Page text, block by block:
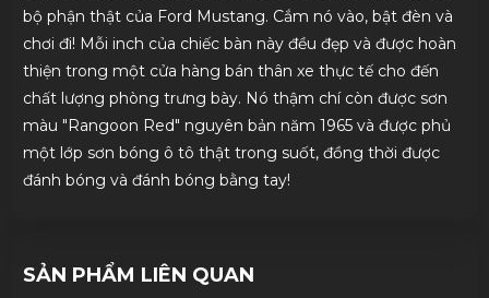
bộ phận thật của Ford Mustang. Cắm nó vào, bật đèn và
chơi đi! Mỗi inch của chiếc bàn này đều đẹp và được hoàn
thiện trong một cửa hàng bán thân xe thực tế cho đến
chất lượng phòng trưng bày. Nó thậm chí còn được sơn
màu "Rangoon Red" nguyên bản năm 1965 và được phủ
một lớp sơn bóng ô tô thật trong suốt, đồng thời được
đánh bóng và đánh bóng bằng tay!
SẢN PHẨM LIÊN QUAN